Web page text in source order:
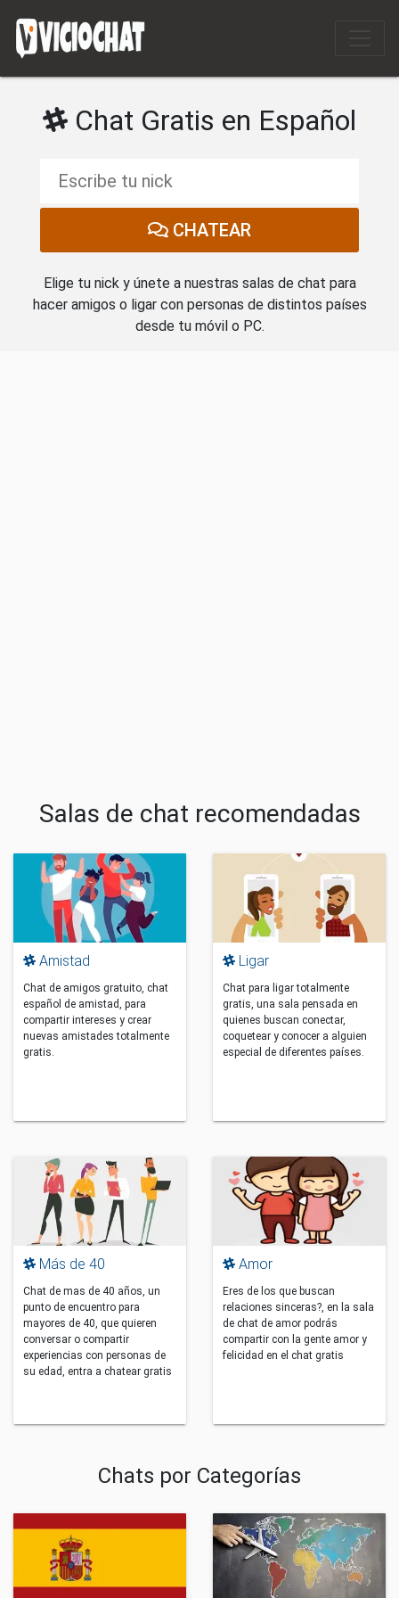
Chat Gratis en Español
CHATEAR
Elige tu nick y únete a nuestras salas de chat para
hacer amigos o ligar con personas de distintos países
desde tu móvil o PC.
Salas de chat recomendadas
Amistad
Chat de amigos gratuito, chat
español de amistad, para
compartir intereses y crear
nuevas amistades totalmente
gratis.
Ligar
Chat para ligar totalmente
gratis, una sala pensada en
quienes buscan conectar,
coquetear y conocer a alguien
especial de diferentes países.
Más de 40
Chat de mas de 40 años, un
punto de encuentro para
mayores de 40, que quieren
conversar o compartir
experiencias con personas de
su edad, entra a chatear gratis
Amor
Eres de los que buscan
relaciones sinceras?, en la sala
de chat de amor podrás
compartir con la gente amor y
felicidad en el chat gratis
Chats por Categorías